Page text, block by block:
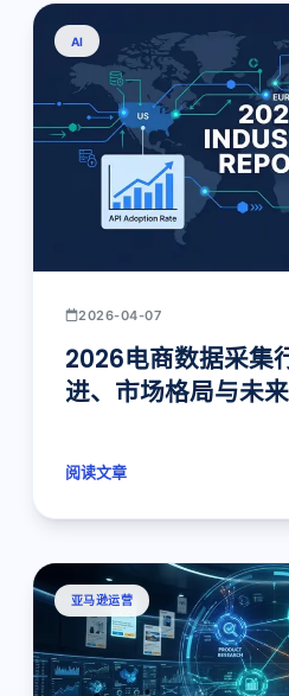
AI
2026-04-07
2026电商数据采集
进、市场格局与未
阅读文章
亚马逊运营